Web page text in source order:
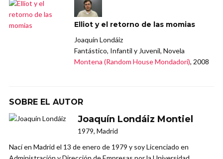
Elliot y el retorno de las momias
Joaquín Londáiz
Fantástico, Infantil y Juvenil, Novela
Montena (Random House Mondadori), 2008
SOBRE EL AUTOR
Joaquín Londáiz Montiel
1979, Madrid
Nací en Madrid el 13 de enero de 1979 y soy Licenciado en